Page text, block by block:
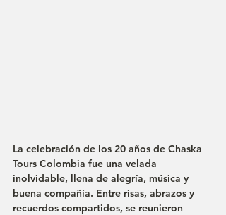
La celebración de los 20 años de Chaska
Tours Colombia fue una velada
inolvidable, llena de alegría, música y
buena compañía. Entre risas, abrazos y
recuerdos compartidos, se reunieron